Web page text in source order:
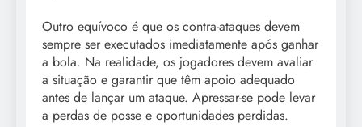
Outro equívoco é que os contra-ataques devem
sempre ser executados imediatamente após ganhar
a bola. Na realidade, os jogadores devem avaliar
a situação e garantir que têm apoio adequado
antes de lançar um ataque. Apressar-se pode levar
a perdas de posse e oportunidades perdidas.